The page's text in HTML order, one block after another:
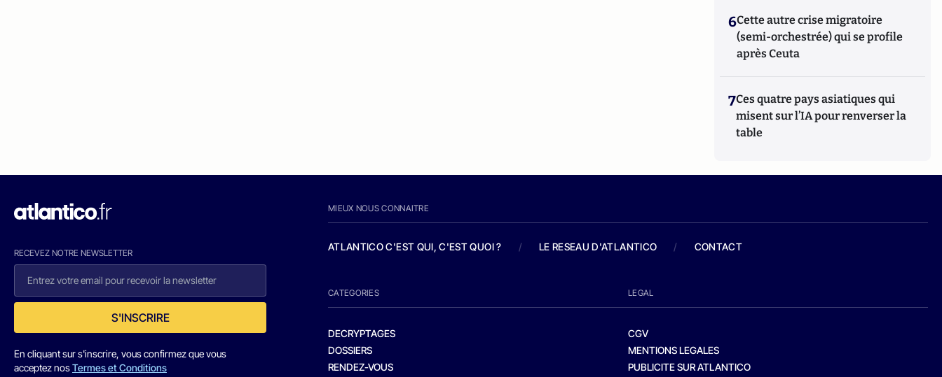
6Cette autre crise migratoire
(semi-orchestrée) qui se profile
après Ceuta
7Ces quatre pays asiatiques qui
misent sur l’IA pour renverser la
table
RECEVEZ NOTRE NEWSLETTER
S'INSCRIRE
En cliquant sur s'inscrire, vous confirmez que vous
acceptez nosTermes et Conditions
MIEUX NOUS CONNAITRE
ATLANTICO C'EST QUI, C'EST QUOI ? / LE RESEAU D'ATLANTICO / CONTACT
CATEGORIES
DECRYPTAGES
DOSSIERS
RENDEZ-VOUS
LEGAL
CGV
MENTIONS LEGALES
PUBLICITE SUR ATLANTICO